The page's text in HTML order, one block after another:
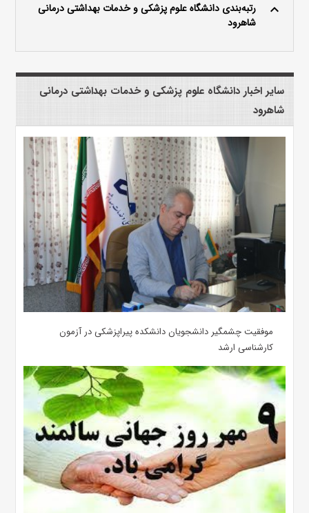
keyboard_arrow_up
رتبه‌بندی دانشگاه علوم پزشکی و خدمات بهداشتی درمانی
شاهرود
سایر اخبار دانشگاه علوم پزشکی و خدمات بهداشتی درمانی
شاهرود
موفقیت چشمگیر دانشجویان دانشکده پیراپزشکی در آزمون
کارشناسی ارشد